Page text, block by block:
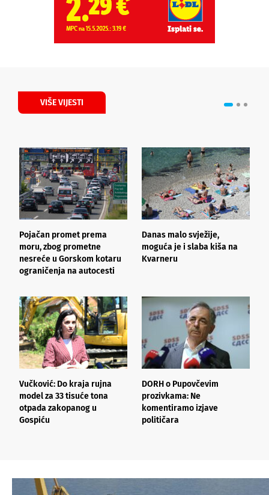
VIŠE VIJESTI
Pojačan promet prema
moru, zbog prometne
nesreće u Gorskom kotaru
ograničenja na autocesti
Danas malo svježije,
moguća je i slaba kiša na
Kvarneru
Vučković: Do kraja rujna
model za 33 tisuće tona
otpada zakopanog u
Gospiću
DORH o Pupovčevim
prozivkama: Ne
komentiramo izjave
političara